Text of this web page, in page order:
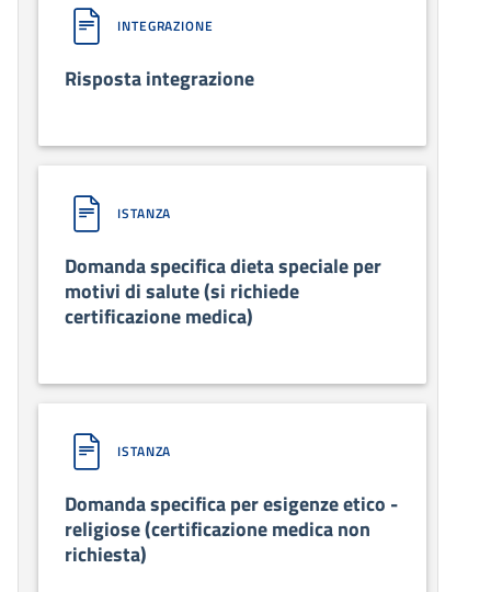
INTEGRAZIONE
Risposta integrazione
ISTANZA
Domanda specifica dieta speciale per
motivi di salute (si richiede
certificazione medica)
ISTANZA
Domanda specifica per esigenze etico -
religiose (certificazione medica non
richiesta)